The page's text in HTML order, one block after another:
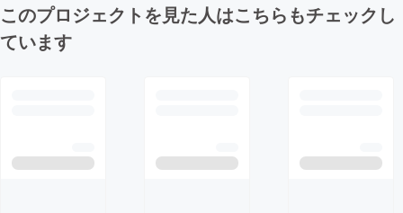
このプロジェクトを見た人はこちらもチェックし
ています